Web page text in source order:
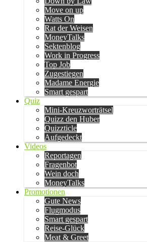
Move on up
Watts On
Rat der Weisen
MoneyTalks
Sektenblog
Work in Progress
Top Job
Zugestiegen
Madame Energie
Smart gespart
Quiz
Mini-Kreuzworträtsel
Quizz den Huber
Quizzticle
Aufgedeckt
Videos
Reportagen
Fragenbot
Wein doch
MoneyTalks
Promotionen
Gute News
Flugmodus
Smart gespart
Reise-Glück
Meat & Greet